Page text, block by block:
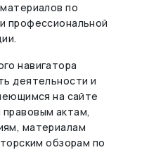
по
профессиональной
навигатора
деятельности и
на сайте
актам,
материалам
обзорам по